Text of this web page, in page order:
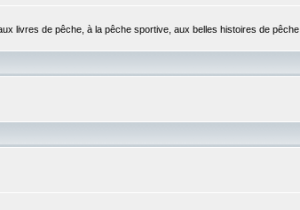
livres de pêche, à la pêche sportive, aux belles histoires de pêche.